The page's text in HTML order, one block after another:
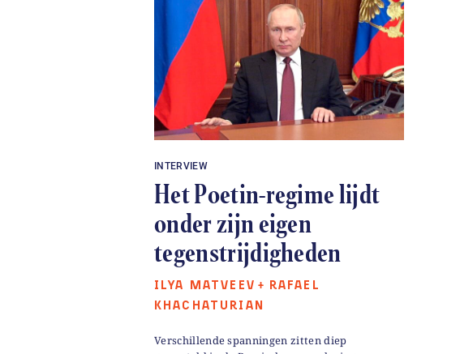
INTERVIEW
Het Poetin-regime lijdt
onder zijn eigen
tegenstrijdigheden
ILYA MATVEEV +
RAFAEL
KHACHATURIAN
Verschillende spanningen zitten diep